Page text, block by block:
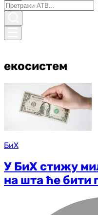
екосистем
БиХ
У БиХ стижу
на шта ће бити